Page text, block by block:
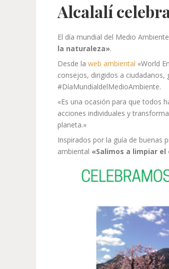
Alcalalí
El día mundial del Medio
la naturaleza».
Desde laweb ambiental «World
consejos, dirigidos a
#DíaMundialdelMedioAmbiente.
«Es una ocasión para que todos
acciones individuales y
planeta.»
Inspirados por la guía de buenas
ambiental «Salimos a limpiar